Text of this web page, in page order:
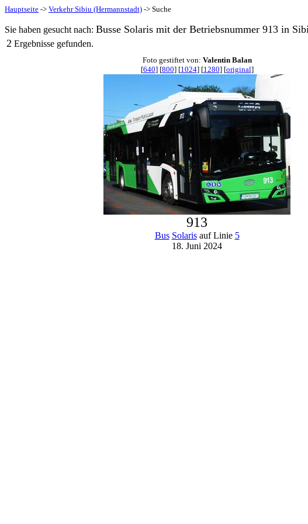
Hauptseite -> Verkehr Sibiu (Hermannstadt) -> Suche
Sie haben gesucht nach: Busse Solaris mit der Betriebsnummer 913 in
2 Ergebnisse gefunden.
Foto gestiftet von: Valentin Balan
[640] [800] [1024] [1280] [original]
913
Bus Solarisauf Linie 5
18. Juni 2024